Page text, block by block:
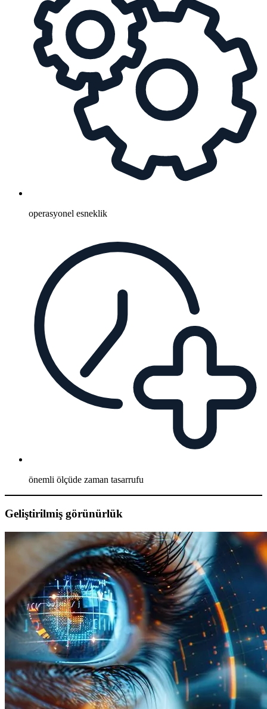
operasyonel esneklik
önemli ölçüde zaman tasarrufu
Geliştirilmiş görünürlük